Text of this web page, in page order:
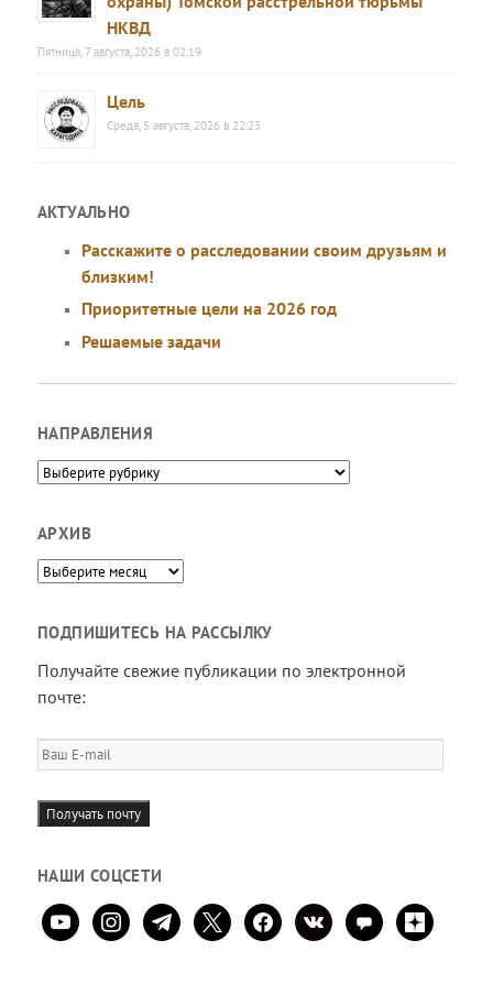
НКВД
Пятница, 7 августа, 2026 в 02:19
Цель
Среда, 5 августа, 2026 в 22:23
АКТУАЛЬНО
Расскажите о расследовании своим друзьям и
близким!
Приоритетные цели на 2026 год
Решаемые задачи
НАПРАВЛЕНИЯ
Направления
АРХИВ
Архив
ПОДПИШИТЕСЬ НА РАССЫЛКУ
Получайте свежие публикации по электронной
почте:
Ваш
E-
mail
Получать почту
НАШИ СОЦСЕТИ
youtubeinstagramtelegram
x facebookvkontaktecomment
zen-
yandex